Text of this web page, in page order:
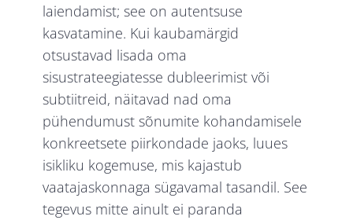
laiendamist; see on autentsuse
kasvatamine. Kui kaubamärgid
otsustavad lisada oma
sisustrateegiatesse dubleerimist või
subtiitreid, näitavad nad oma
pühendumust sõnumite kohandamisele
konkreetsete piirkondade jaoks, luues
isikliku kogemuse, mis kajastub
vaatajaskonnaga sügavamal tasandil. See
tegevus mitte ainult ei paranda